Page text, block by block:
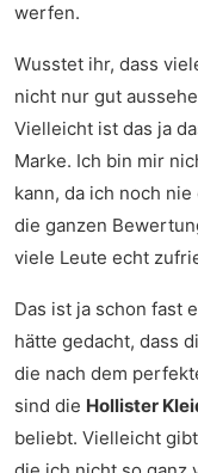
werfen.
Wusstet ihr, dass
nicht nur gut
Vielleicht ist das ja
Marke. Ich bin mir
kann, da ich noch
die ganzen
viele Leute echt
Das ist ja schon fast
hätte gedacht, dass
die nach dem
sind die Hollister
beliebt. Vielleicht